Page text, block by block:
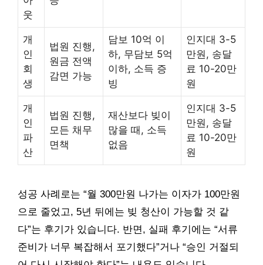
웃
개
인
회
생
법원 진행,
원금 전액
감면 가능
담보 10억 이
하, 무담보 5억
이하, 소득 증
빙
인지대 3-5
만원, 송달
료 10-20만
원
개
인
파
산
법원 진행,
모든 채무
면책
재산보다 빚이
많을 때, 소득
없음
인지대 3-5
만원, 송달
료 10-20만
원
성공 사례로는 “월 300만원 나가는 이자가 100만원
으로 줄었고, 5년 뒤에는 빚 청산이 가능할 것 같
다”는 후기가 있습니다. 반면, 실패 후기에는 “서류
준비가 너무 복잡해서 포기했다”거나 “승인 거절되